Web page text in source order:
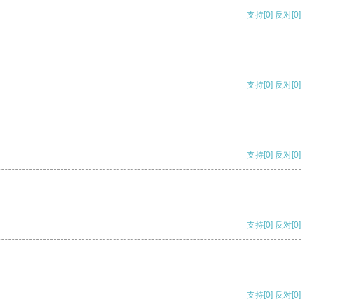
支持[0] 反对[0]
支持[0] 反对[0]
支持[0] 反对[0]
支持[0] 反对[0]
支持[0] 反对[0]